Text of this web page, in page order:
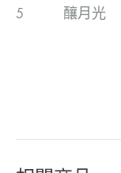
5 釀月光